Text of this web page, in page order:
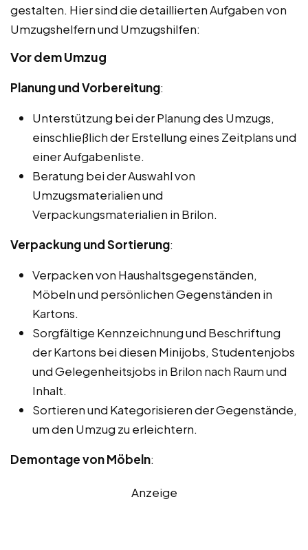
gestalten. Hier sind die detaillierten Aufgaben von
Umzugshelfern und Umzugshilfen:
Vor dem Umzug
Planung und Vorbereitung:
Unterstützung bei der Planung des Umzugs,
einschließlich der Erstellung eines Zeitplans und
einer Aufgabenliste.
Beratung bei der Auswahl von
Umzugsmaterialien und
Verpackungsmaterialien in Brilon.
Verpackung und Sortierung:
Verpacken von Haushaltsgegenständen,
Möbeln und persönlichen Gegenständen in
Kartons.
Sorgfältige Kennzeichnung und Beschriftung
der Kartons bei diesen Minijobs, Studentenjobs
und Gelegenheitsjobs in Brilon nach Raum und
Inhalt.
Sortieren und Kategorisieren der Gegenstände,
um den Umzug zu erleichtern.
Demontage von Möbeln:
Anzeige